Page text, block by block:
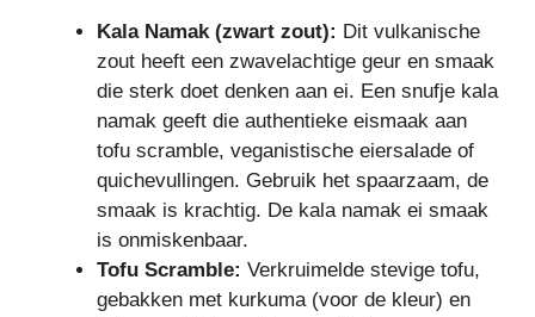
Kala Namak (zwart zout): Dit vulkanische
zout heeft een zwavelachtige geur en smaak
die sterk doet denken aan ei. Een snufje kala
namak geeft die authentieke eismaak aan
tofu scramble, veganistische eiersalade of
quichevullingen. Gebruik het spaarzaam, de
smaak is krachtig. De kala namak ei smaak
is onmiskenbaar.
Tofu Scramble: Verkruimelde stevige tofu,
gebakken met kurkuma (voor de kleur) en